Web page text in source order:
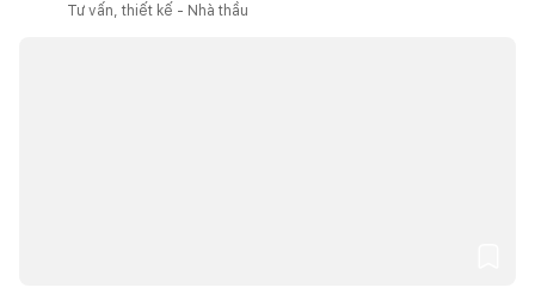
Tư vấn, thiết kế - Nhà thầu